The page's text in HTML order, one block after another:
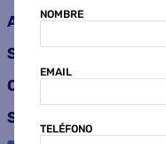
ATENCIÓN AL
SERVICIOS
CONSUMIDOR
SEGUINOS
NOMBRE
EMAIL
TELÉFONO